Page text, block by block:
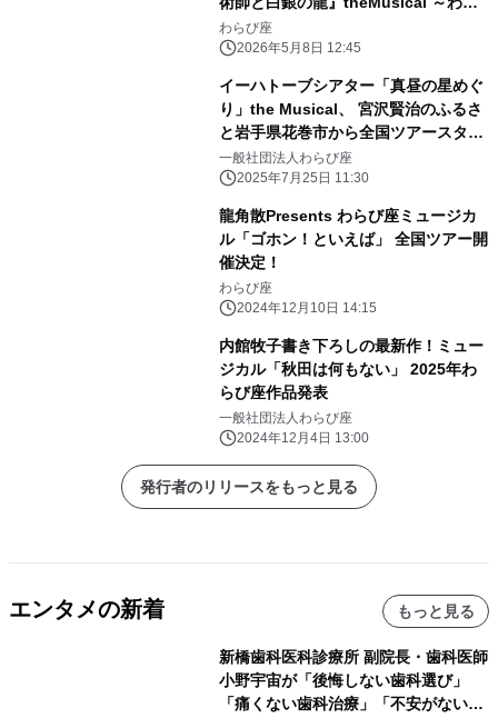
び座創立75周年記念作品～開幕
わらび座
2026年5月8日 12:45
イーハトーブシアター「真昼の星めぐ
り」the Musical、 宮沢賢治のふるさ
と岩手県花巻市から全国ツアースター
ト！
一般社団法人わらび座
2025年7月25日 11:30
龍角散Presents わらび座ミュージカ
ル「ゴホン！といえば」 全国ツアー開
催決定！
わらび座
2024年12月10日 14:15
内館牧子書き下ろしの最新作！ミュー
ジカル「秋田は何もない」 2025年わ
らび座作品発表
一般社団法人わらび座
2024年12月4日 13:00
発行者のリリースをもっと見る
エンタメの新着 もっと見る
新橋歯科医科診療所 副院長・歯科医師
小野宇宙が「後悔しない歯科選び」
「痛くない歯科治療」「不安がない治